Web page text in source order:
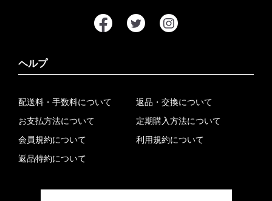
ヘルプ
配送料・手数料について
お支払方法について
会員規約について
返品特約について
返品・交換について
定期購入方法について
利用規約について